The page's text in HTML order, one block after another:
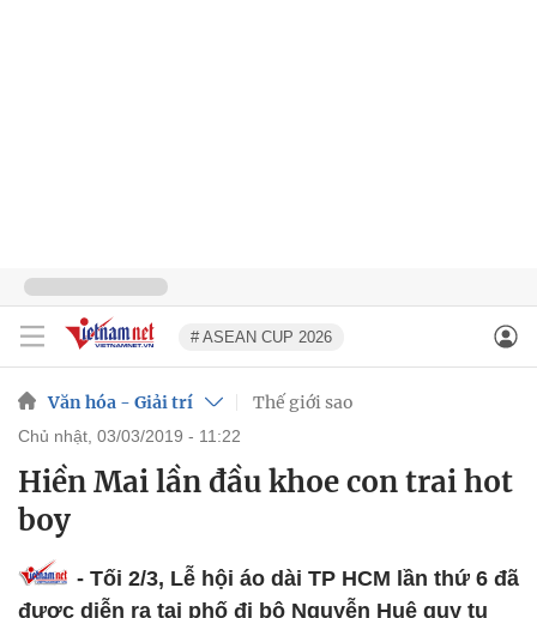
# ASEAN CUP 2026
Văn hóa - Giải trí Thế giới sao
chủ nhật, 03/03/2019 - 11:22
Hiền Mai lần đầu khoe con trai hot
boy
- Tối 2/3, Lễ hội áo dài TP HCM lần thứ 6 đã
được diễn ra tại phố đi bộ Nguyễn Huệ quy tụ